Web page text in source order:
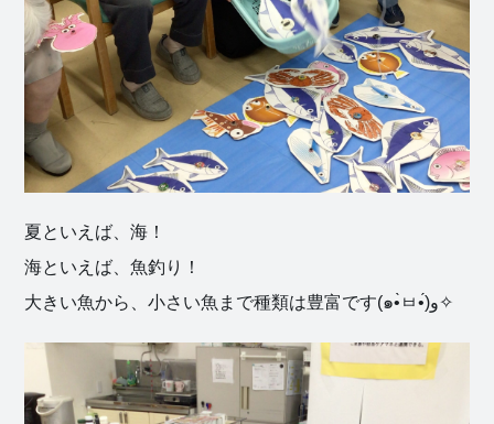
法人 慈悲
庵
夏といえば、海！
海といえば、魚釣り！
大きい魚から、小さい魚まで種類は豊富です(๑•̀ㅂ•́)و✧